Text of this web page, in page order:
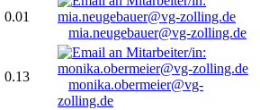
0.01
mia.neugebauer@vg-zolling.de
0.13
monika.obermeier@vg-
zolling.de